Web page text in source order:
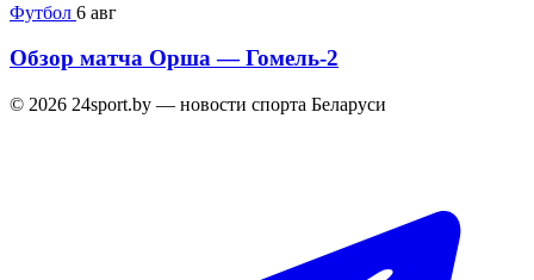
Футбол 6 авг
Обзор матча Орша — Гомель-2
© 2026 24sport.by — новости спорта Беларуси